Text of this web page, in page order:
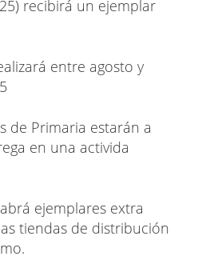
recibirá un ejemplar
entre agosto y
de Primaria estarán a
en una activida
ejemplares extra
tiendas de distribución